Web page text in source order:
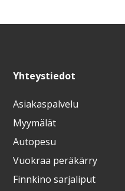
Yhteystiedot
Asiakaspalvelu
Myymälät
Autopesu
Vuokraa peräkärry
Finnkino sarjaliput